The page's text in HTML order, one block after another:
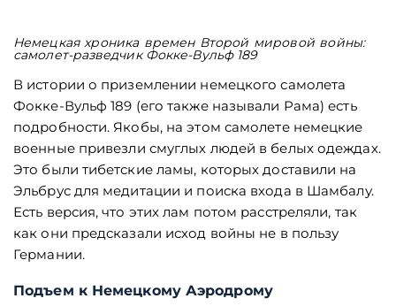
Немецкая хроника времен Второй мировой войны:
самолет-разведчик Фокке-Вульф 189
В истории о приземлении немецкого самолета
Фокке-Вульф 189 (его также называли Рама) есть
подробности. Якобы, на этом самолете немецкие
военные привезли смуглых людей в белых одеждах.
Это были тибетские ламы, которых доставили на
Эльбрус для медитации и поиска входа в Шамбалу.
Есть версия, что этих лам потом расстреляли, так
как они предсказали исход войны не в пользу
Германии.
Подъем к Немецкому Аэродрому